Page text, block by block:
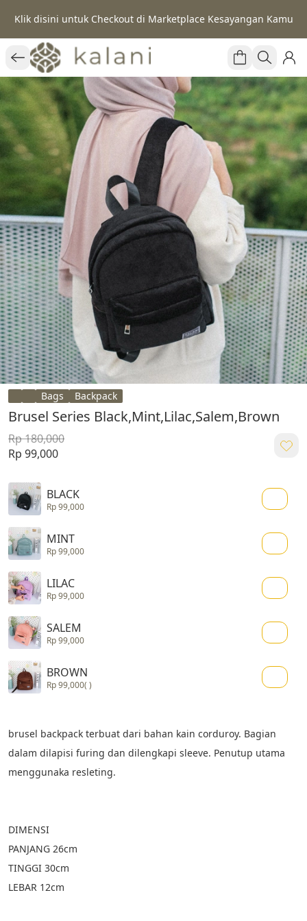
Klik disini untuk Checkout di Marketplace Kesayangan Kamu
Bags Backpack
Brusel Series Black,Mint,Lilac,Salem,Brown
Rp 180,000
Rp 99,000
BLACK
Rp 99,000
MINT
Rp 99,000
LILAC
Rp 99,000
SALEM
Rp 99,000
BROWN
Rp 99,000( )
brusel backpack terbuat dari bahan kain corduroy. Bagian
dalam dilapisi furing dan dilengkapi sleeve. Penutup utama
menggunaka resleting.
DIMENSI
PANJANG 26cm
TINGGI 30cm
LEBAR 12cm